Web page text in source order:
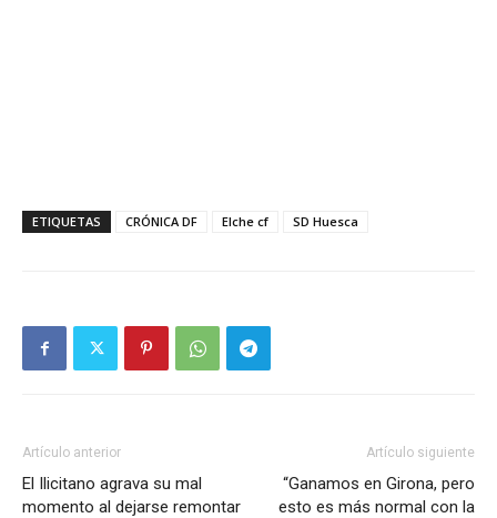
ETIQUETAS CRÓNICA DF Elche cf SD Huesca
Artículo anterior
El Ilicitano agrava su mal
momento al dejarse remontar
Artículo siguiente
“Ganamos en Girona, pero
esto es más normal con la